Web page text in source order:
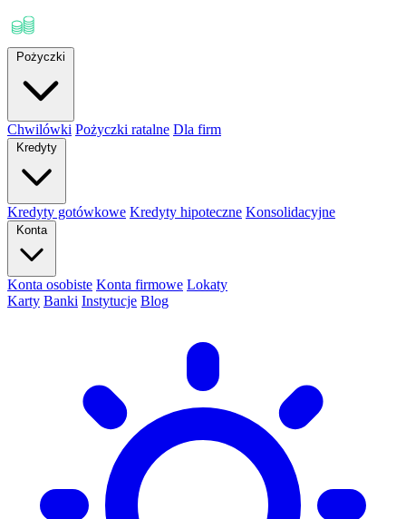
Pożyczki
Chwilówki Pożyczki ratalne Dla firm
Kredyty
Kredyty gotówkowe Kredyty hipoteczne Konsolidacyjne
Konta
Konta osobiste Konta firmowe Lokaty
Karty Banki Instytucje Blog